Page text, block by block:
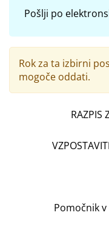
Pošlji po
Rok za ta izbirni
mogoče oddati.
RAZPIS
Pomočnik